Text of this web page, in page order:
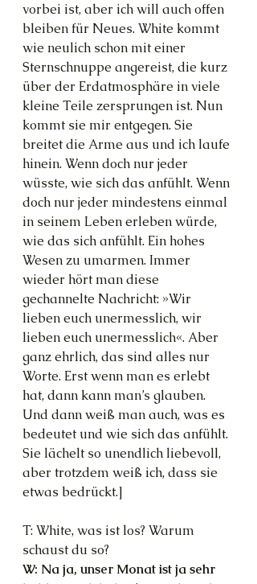
vorbei ist, aber ich will auch offen
bleiben für Neues. White kommt
wie neulich schon mit einer
Sternschnuppe angereist, die kurz
über der Erdatmosphäre in viele
kleine Teile zersprungen ist. Nun
kommt sie mir entgegen. Sie
breitet die Arme aus und ich laufe
hinein. Wenn doch nur jeder
wüsste, wie sich das anfühlt. Wenn
doch nur jeder mindestens einmal
in seinem Leben erleben würde,
wie das sich anfühlt. Ein hohes
Wesen zu umarmen. Immer
wieder hört man diese
gechannelte Nachricht: »Wir
lieben euch unermesslich, wir
lieben euch unermesslich«. Aber
ganz ehrlich, das sind alles nur
Worte. Erst wenn man es erlebt
hat, dann kann man’s glauben.
Und dann weiß man auch, was es
bedeutet und wie sich das anfühlt.
Sie lächelt so unendlich liebevoll,
aber trotzdem weiß ich, dass sie
etwas bedrückt.]
T: White, was ist los? Warum
schaust du so?
W: Na ja, unser Monat ist ja sehr